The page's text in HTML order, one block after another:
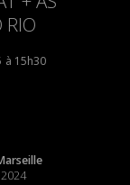
RIO
15h30